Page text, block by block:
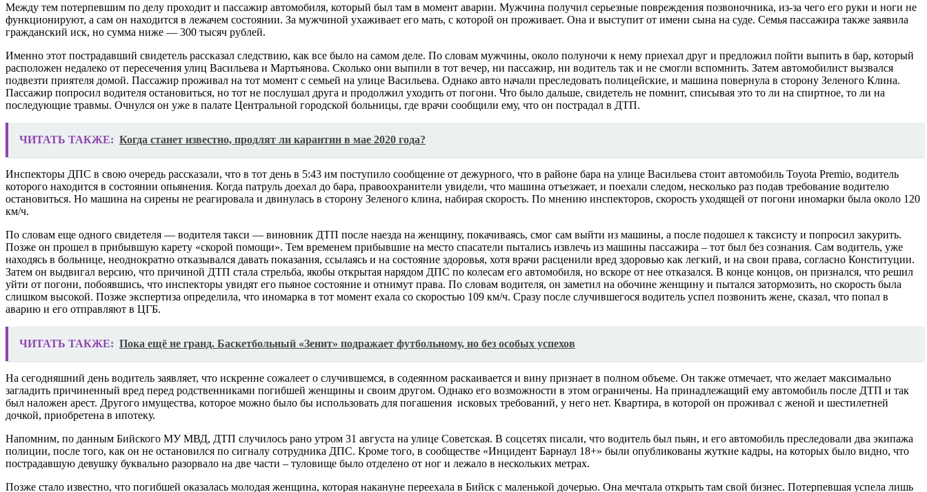
Между тем потерпевшим по делу проходит и пассажир автомобиля, который был там в момент аварии. Мужчина получил серьезные повреждения позвоночника, из-за чего его руки и ноги не
функционируют, а сам он находится в лежачем состоянии. За мужчиной ухаживает его мать, с которой он проживает. Она и выступит от имени сына на суде. Семья пассажира также заявила
гражданский иск, но сумма ниже — 300 тысяч рублей.
Именно этот пострадавший свидетель рассказал следствию, как все было на самом деле. По словам мужчины, около полуночи к нему приехал друг и предложил пойти выпить в бар, который
расположен недалеко от пересечения улиц Васильева и Мартьянова. Сколько они выпили в тот вечер, ни пассажир, ни водитель так и не смогли вспомнить. Затем автомобилист вызвался
подвезти приятеля домой. Пассажир проживал на тот момент с семьей на улице Васильева. Однако авто начали преследовать полицейские, и машина повернула в сторону Зеленого Клина.
Пассажир попросил водителя остановиться, но тот не послушал друга и продолжил уходить от погони. Что было дальше, свидетель не помнит, списывая это то ли на спиртное, то ли на
последующие травмы. Очнулся он уже в палате Центральной городской больницы, где врачи сообщили ему, что он пострадал в ДТП.
ЧИТАТЬ ТАКЖЕ: Когда станет известно, продлят ли карантин в мае 2020 года?
Инспекторы ДПС в свою очередь рассказали, что в тот день в 5:43 им поступило сообщение от дежурного, что в районе бара на улице Васильева стоит автомобиль Toyota Premio, водитель
которого находится в состоянии опьянения. Когда патруль доехал до бара, правоохранители увидели, что машина отъезжает, и поехали следом, несколько раз подав требование водителю
остановиться. Но машина на сирены не реагировала и двинулась в сторону Зеленого клина, набирая скорость. По мнению инспекторов, скорость уходящей от погони иномарки была около 120
км/ч.
По словам еще одного свидетеля — водителя такси — виновник ДТП после наезда на женщину, покачиваясь, смог сам выйти из машины, а после подошел к таксисту и попросил закурить.
Позже он прошел в прибывшую карету «скорой помощи». Тем временем прибывшие на место спасатели пытались извлечь из машины пассажира – тот был без сознания. Сам водитель, уже
находясь в больнице, неоднократно отказывался давать показания, ссылаясь и на состояние здоровья, хотя врачи расценили вред здоровью как легкий, и на свои права, согласно Конституции.
Затем он выдвигал версию, что причиной ДТП стала стрельба, якобы открытая нарядом ДПС по колесам его автомобиля, но вскоре от нее отказался. В конце концов, он признался, что решил
уйти от погони, побоявшись, что инспекторы увидят его пьяное состояние и отнимут права. По словам водителя, он заметил на обочине женщину и пытался затормозить, но скорость была
слишком высокой. Позже экспертиза определила, что иномарка в тот момент ехала со скоростью 109 км/ч. Сразу после случившегося водитель успел позвонить жене, сказал, что попал в
аварию и его отправляют в ЦГБ.
ЧИТАТЬ ТАКЖЕ: Пока ещё не гранд. Баскетбольный «Зенит» подражает футбольному, но без особых успехов
На сегодняшний день водитель заявляет, что искренне сожалеет о случившемся, в содеянном раскаивается и вину признает в полном объеме. Он также отмечает, что желает максимально
загладить причиненный вред перед родственниками погибшей женщины и своим другом. Однако его возможности в этом ограничены. На принадлежащий ему автомобиль после ДТП и так
был наложен арест. Другого имущества, которое можно было бы использовать для погашения исковых требований, у него нет. Квартира, в которой он проживал с женой и шестилетней
дочкой, приобретена в ипотеку.
Напомним, по данным Бийского МУ МВД, ДТП случилось рано утром 31 августа на улице Советская. В соцсетях писали, что водитель был пьян, и его автомобиль преследовали два экипажа
полиции, после того, как он не остановился по сигналу сотрудника ДПС. Кроме того, в сообществе «Инцидент Барнаул 18+» были опубликованы жуткие кадры, на которых было видно, что
пострадавшую девушку буквально разорвало на две части – туловище было отделено от ног и лежало в нескольких метрах.
Позже стало известно, что погибшей оказалась молодая женщина, которая накануне переехала в Бийск с маленькой дочерью. Она мечтала открыть там свой бизнес. Потерпевшая успела лишь